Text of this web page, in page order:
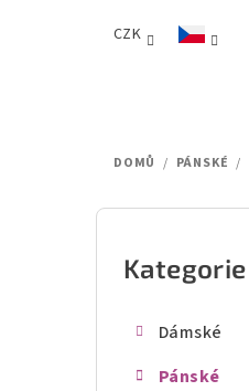
CZK
DOMŮ / PÁNSKÉ /
Přeskočit
kategorie
Kategorie
Dámské
Pánské